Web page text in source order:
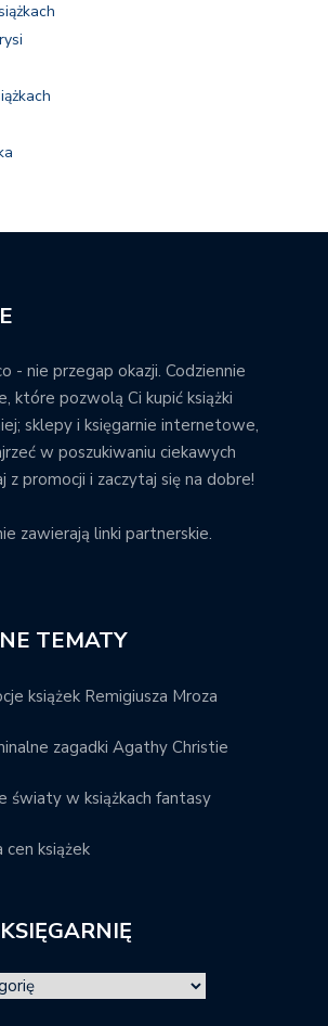
- nie przegap okazji. Codziennie
które pozwolą Ci kupić książki
sklepy i księgarnie internetowe,
w poszukiwaniu ciekawych
z promocji i zaczytaj się na dobre!
zawierają linki partnerskie.
TEMATY
książek Remigiusza Mroza
zagadki Agathy Christie
światy w książkach fantasy
książek